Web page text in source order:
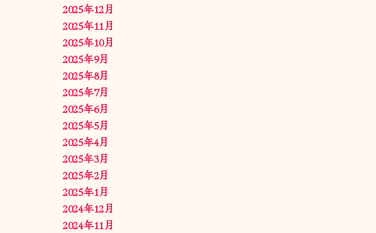
2025年12月
2025年11月
2025年10月
2025年9月
2025年8月
2025年7月
2025年6月
2025年5月
2025年4月
2025年3月
2025年2月
2025年1月
2024年12月
2024年11月